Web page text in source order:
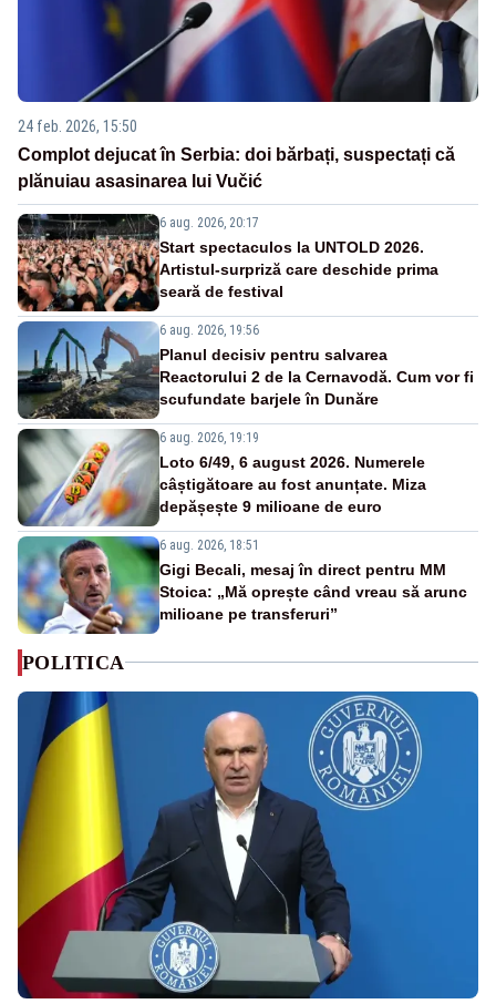
24 feb. 2026, 15:50
Complot dejucat în Serbia: doi bărbați, suspectați că
plănuiau asasinarea lui Vučić
6 aug. 2026, 20:17
Start spectaculos la UNTOLD 2026.
Artistul-surpriză care deschide prima
seară de festival
6 aug. 2026, 19:56
Planul decisiv pentru salvarea
Reactorului 2 de la Cernavodă. Cum vor fi
scufundate barjele în Dunăre
6 aug. 2026, 19:19
Loto 6/49, 6 august 2026. Numerele
câștigătoare au fost anunțate. Miza
depășește 9 milioane de euro
6 aug. 2026, 18:51
Gigi Becali, mesaj în direct pentru MM
Stoica: „Mă oprește când vreau să arunc
milioane pe transferuri”
POLITICA